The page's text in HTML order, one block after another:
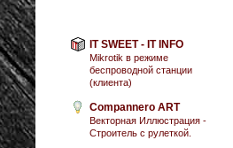
IT SWEET - IT INFO
Mikrotik в режиме
беспроводной станции
(клиента)
Compannero ART
Векторная Иллюстрация -
Строитель с рулеткой.